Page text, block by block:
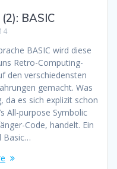
BASIC
BASIC wird diese
Retro-Computing-
den verschiedensten
gemacht. Was
da es sich explizit schon
All-purpose Symbolic
Code, handelt. Ein
Basic…